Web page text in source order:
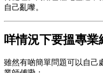
自己亂嚟。
咩情況下要搵專業
雖然有啲簡單問題可以自己